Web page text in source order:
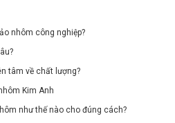
nhôm công nghiệp?
tâm về chất lượng?
Kim Anh
như thế nào cho đúng cách?